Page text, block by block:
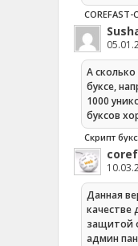
COREFAST-
А
буксе,
1000
буксов
Скрипт
Данная
качестве
защитой
админ